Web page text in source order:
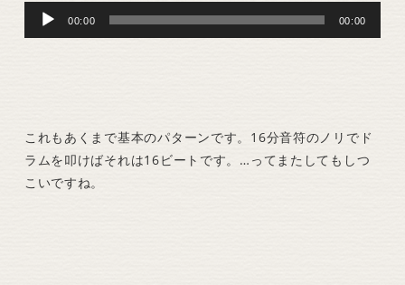
Audio
Player
00:00 00:00
これもあくまで基本のパターンです。16分音符のノリでド
ラムを叩けばそれは16ビートです。…ってまたしてもしつ
こいですね。